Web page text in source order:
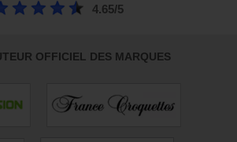
4.65/5
OFFICIEL DES MARQUES